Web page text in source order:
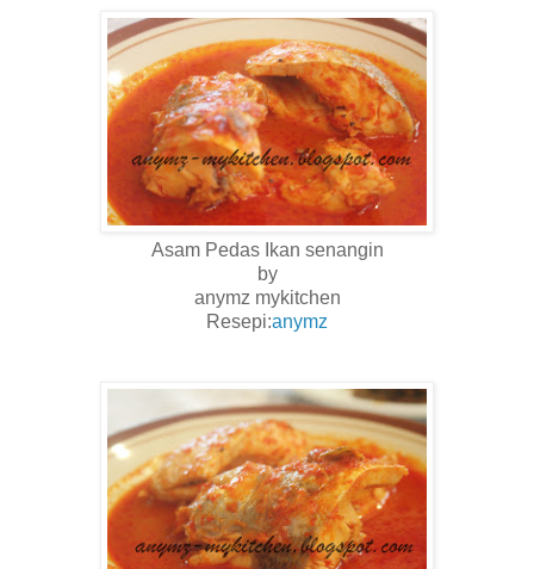
Asam Pedas Ikan senangin
by
anymz mykitchen
Resepi:anymz